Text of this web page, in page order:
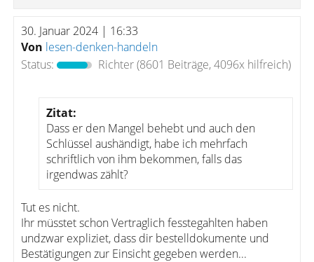
30. Januar 2024 | 16:33
Von lesen-denken-handeln
Status:
Richter(8601 Beiträge, 4096x hilfreich)
Zitat:
Dass er den Mangel behebt und auch den
Schlüssel aushändigt, habe ich mehrfach
schriftlich von ihm bekommen, falls das
irgendwas zählt?
Tut es nicht.
Ihr müsstet schon Vertraglich fesstegahlten haben
undzwar expliziet, dass dir bestelldokumente und
Bestätigungen zur Einsicht gegeben werden...